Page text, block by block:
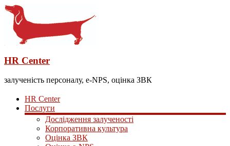
HR Center
залученість персоналу, e-NPS, оцінка ЗВК
HR Center
Послуги
Дослідження залученості
Корпоративна культура
Оцінка ЗВК